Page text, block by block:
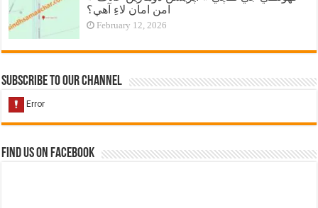
امن امان لاءِ آهي؟
February 12, 2026
Subscribe to our Channel
Find us on Facebook